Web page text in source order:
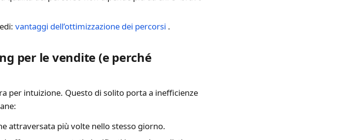
vantaggi dell’ottimizzazione dei percorsi .
per le vendite (e perché
per intuizione. Questo di solito porta a inefficienze
attraversata più volte nello stesso giorno.